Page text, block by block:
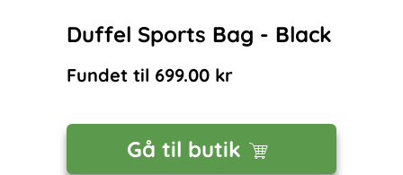
Duffel Sports Bag - Black
Fundet til 699.00 kr
Gå til butik